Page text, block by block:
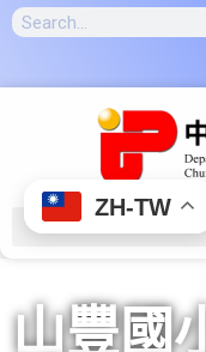
山豐國
ZH-TW